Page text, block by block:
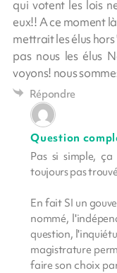
qui votent les lois
eux!! A ce moment
mettrait les élus
pas nous les élus
voyons! nous
Répondre
Question
Pas si simple,
toujours pas
En fait SI un
nommé,
question,
magistrature
faire son choix